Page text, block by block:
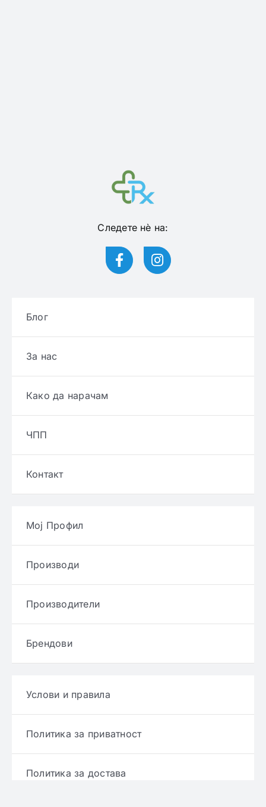
Следете нѐ на:
Блог
За нас
Како да нарачам
ЧПП
Контакт
Мој Профил
Производи
Производители
Брендови
Услови и правила
Политика за приватност
Политика за достава